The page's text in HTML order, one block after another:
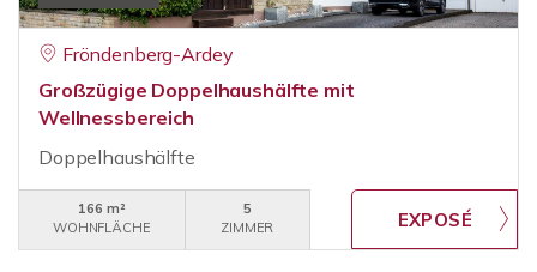
Fröndenberg-Ardey
Großzügige Doppelhaushälfte mit
Wellnessbereich
Doppelhaushälfte
166 m²
WOHNFLÄCHE
5
ZIMMER